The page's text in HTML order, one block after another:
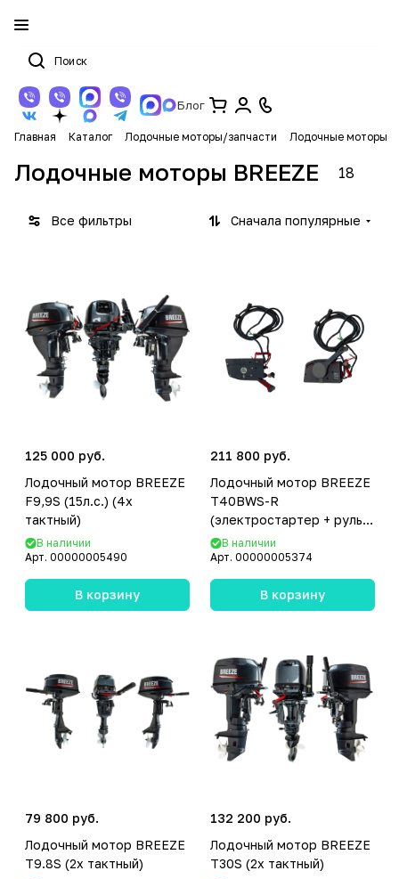
Блог
Главная Каталог Лодочные моторы/запчасти Лодочные моторы
Лодочные моторы BREEZE 18
Все фильтры Сначала популярные
125 000 руб.
Лодочный мотор BREEZE
F9,9S (15л.с.) (4х
тактный)
В наличии
Арт. 00000005490
В корзину
211 800 руб.
Лодочный мотор BREEZE
T40BWS-R
(электростартер + руль)
(2х тактный)
В наличии
Арт. 00000005374
В корзину
79 800 руб.
Лодочный мотор BREEZE
T9.8S (2х тактный)
132 200 руб.
Лодочный мотор BREEZE
T30S (2х тактный)